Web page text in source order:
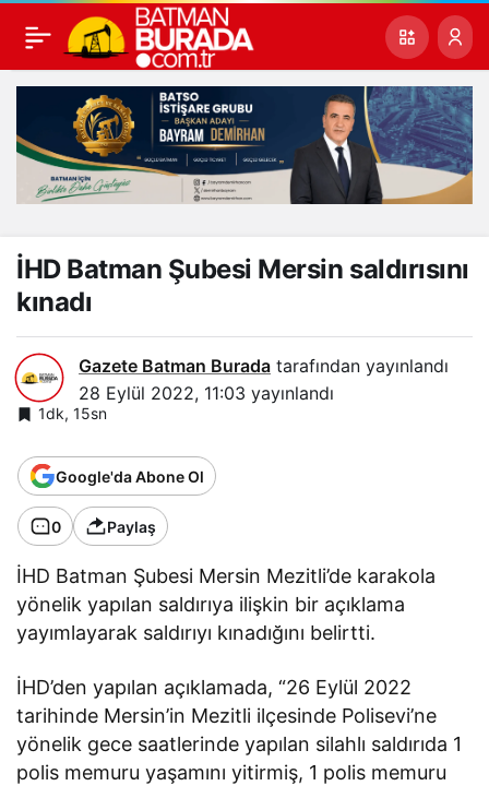
İHD Batman Şubesi Mersin saldırısını
kınadı
Gazete Batman Burada tarafından yayınlandı
28 Eylül 2022, 11:03 yayınlandı
1dk, 15sn
Google'da Abone Ol
0 Paylaş
İHD Batman Şubesi Mersin Mezitli’de karakola
yönelik yapılan saldırıya ilişkin bir açıklama
yayımlayarak saldırıyı kınadığını belirtti.
İHD’den yapılan açıklamada, “26 Eylül 2022
tarihinde Mersin’in Mezitli ilçesinde Polisevi’ne
yönelik gece saatlerinde yapılan silahlı saldırıda 1
polis memuru yaşamını yitirmiş, 1 polis memuru